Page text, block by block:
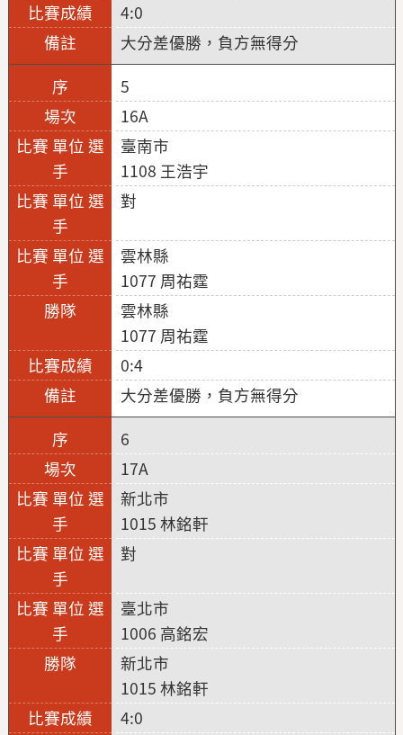
4:0
大分差優勝，負方無得分
5
16A
臺南市
1108 王浩宇
對
雲林縣
1077 周祐霆
雲林縣
1077 周祐霆
0:4
大分差優勝，負方無得分
6
17A
新北市
1015 林銘軒
對
臺北市
1006 高銘宏
新北市
1015 林銘軒
4:0